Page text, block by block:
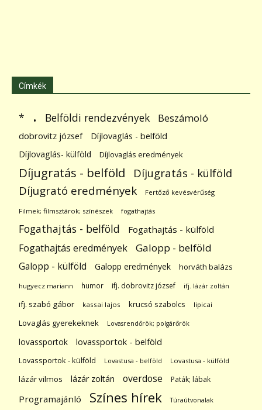
Címkék
* . Belföldi rendezvények Beszámoló
dobrovitz józsef
Díjlovaglás - belföld
Díjlovaglás- külföld
Díjlovaglás eredmények
Díjugratás - belföld Díjugratás - külföld
Díjugrató eredmények Fertőző kevésvérűség
Filmek; filmsztárok; színészek fogathajtás
Fogathajtás - belföld Fogathajtás - külföld
Fogathajtás eredmények Galopp - belföld
Galopp - külföld Galopp eredmények horváth balázs
hugyecz mariann humor ifj. dobrovitz józsef ifj. lázár zoltán
ifj. szabó gábor kassai lajos krucsó szabolcs lipicai
Lovaglás gyerekeknek Lovasrendőrök; polgárőrök
lovassportok lovassportok - belföld
Lovassportok - külföld Lovastusa - belföld Lovastusa - külföld
lázár vilmos lázár zoltán overdose Paták; lábak
Programajánló Színes hírek Túraútvonalak